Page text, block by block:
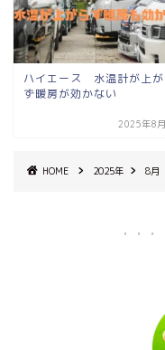
ハイエース 水温計が上が
ず暖房が効かない
2025年8
HOME 2025年 8月